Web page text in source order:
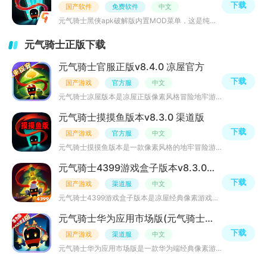
国产软件 免费软件 中文
元气骑士黑侠apk破解版内置MOD菜单，这是纯九游版本安装包，需要配合启动器一起打开。游戏整体是在不断进步
下载
元气骑士正版下载
元气骑士官服正版v8.4.0 凉屋官方
国产游戏 官方服 中文
元气骑士凉屋版本是凉屋正版像素风格冒险地牢游戏，最近更新了云存档功能，玩家登录凉屋账号并绑定手机号码
下载
元气骑士摸摸鱼版本v8.3.0 渠道版
国产游戏 官方服 中文
元气骑士摸摸鱼版本是一款像素风格的地牢冒险游戏，在游戏中你可以挑战随机生成的关卡，每次都有新体验，游
下载
元气骑士4399游戏盒子版本v8.3.0正版
国产游戏 渠道服 中文
元气骑士4399游戏盒子版本是凉屋经典像素游戏，融入了像素RPG游戏玩法，各种酷炫的战斗流派、游戏技能、职业
下载
元气骑士华为应用市场版(元气骑士华为端)v8.3.0安卓版
国产游戏 渠道服 中文
元气骑士华为应用市场版是一款华为端经典像素游戏，游戏画质已全新更新升级，全新机械狂潮皮肤，立绘形式呈
下载